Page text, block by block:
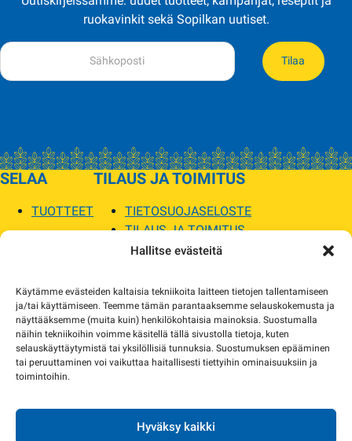
Hallitse evästeitä
Käytämme evästeiden kaltaisia tekniikoita laitteen tietojen tallentamiseen
ja/tai käyttämiseen. Teemme tämän parantaaksemme selauskokemusta ja
näyttääksemme (muita kuin) henkilökohtaisia mainoksia. Suostumalla
näihin tekniikoihin voimme käsitellä tällä sivustolla tietoja, kuten
selauskäyttäytymistä tai yksilöllisiä tunnuksia. Suostumuksen epääminen
tai peruuttaminen voi vaikuttaa haitallisesti tiettyihin ominaisuuksiin ja
toimintoihin.
Hyväksy kaikki
ruokavinkit sekä Sopilkan uutiset.
Tilaa
SELAA
TUOTTEET
TILAUS JA TOIMITUS
TIETOSUOJASELOSTE
TILAUS JA TOIMITUS
TOIMITUSEHDOT
MYYMÄLÄT JA YHTEYSTIEDOT
USEIN KYSYTYT
AJANKOHTAISTA
yhteyttä ja sovimme korvaavista tuotteista.